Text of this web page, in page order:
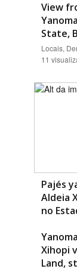
View
State,
Locais,
11
Pajés
Aldeia
no
Xihopi
Land,